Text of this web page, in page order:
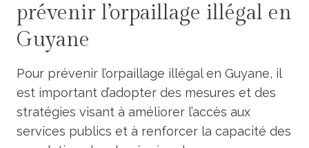
prévenir l’orpaillage illégal en
Guyane
Pour prévenir l’orpaillage illégal en Guyane, il
est important d’adopter des mesures et des
stratégies visant à améliorer l’accès aux
services publics et à renforcer la capacité des